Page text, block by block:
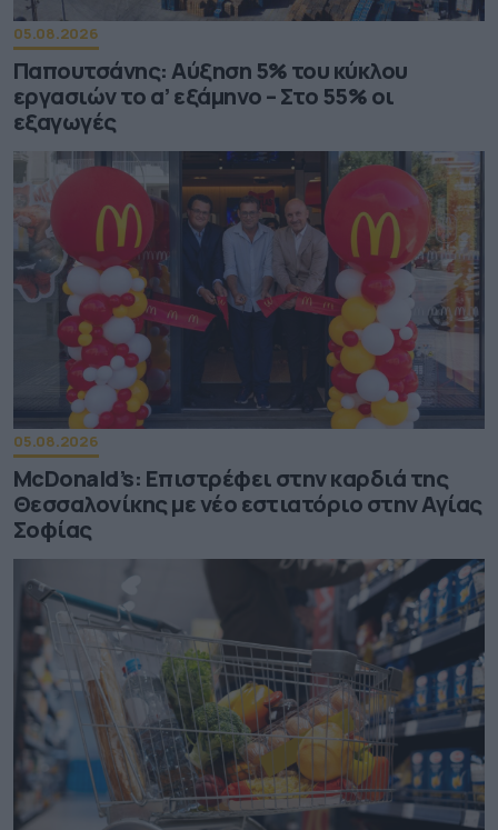
05.08.2026
Παπουτσάνης: Αύξηση 5% του κύκλου
εργασιών το α’ εξάμηνο – Στο 55% οι
εξαγωγές
05.08.2026
McDonald’s: Επιστρέφει στην καρδιά της
Θεσσαλονίκης με νέο εστιατόριο στην Αγίας
Σοφίας